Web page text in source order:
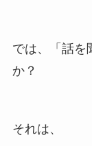
では、「話を
か？
それは、